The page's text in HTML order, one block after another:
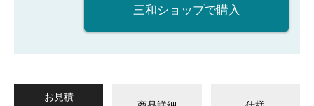
三和ショップで購入
お見積